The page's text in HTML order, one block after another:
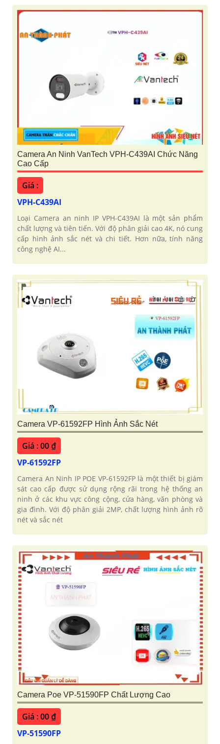
Camera An Ninh VanTech VPH-C439AI Chức Năng
Cao Cấp
Giá :
VPH-C439AI
Loại Camera an ninh IP VPH-C439AI là một sản phẩm
chất lượng và tiên tiến. Với độ phân giải cao 4K, nó cung
cấp hình ảnh sắc nét và chi tiết. Hơn nữa, tính năng
công nghệ AI...
Camera VP-61592FP Hình Ảnh Sắc Nét
Giá : 00 ₫
VP-61592FP
Camera An Ninh IP POE VP-61592FP là một thiết bị giám
sát cao cấp được sử dụng rộng rãi trong hệ thống an
ninh ở các khu vực công cộng, cửa hàng, văn phòng và
gia đình. Với độ phân giải 2MP, chất lượng hình ảnh rõ
nét và sắc nét
Camera Poe VP-51590FP Chất Lượng Cao
Giá : 00 ₫
VP-51590FP